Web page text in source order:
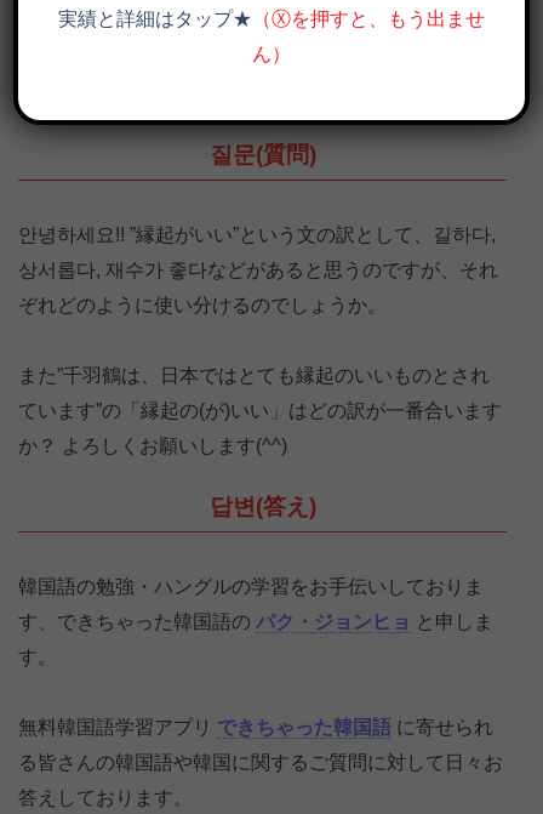
「縁起がいい、縁起物」は韓国語で？길하다, 상서롭다, 복을 불러오
질문(質問)
안녕하세요!! ”縁起がいい”という文の訳として、길하다,
상서롭다, 재수가 좋다などがあると思うのですが、それ
ぞれどのように使い分けるのでしょうか。
また”千羽鶴は、日本ではとても縁起のいいものとされ
ています”の「縁起の(が)いい」はどの訳が一番合います
か？ よろしくお願いします(^^)
답변(答え)
韓国語の勉強・ハングルの学習をお手伝いしておりま
す、できちゃった韓国語の パク・ジョンヒョ と申しま
す。
無料韓国語学習アプリ できちゃった韓国語 に寄せられ
る皆さんの韓国語や韓国に関するご質問に対して日々お
答えしております。
実績と詳細はタップ★ （Ⓧを押すと、もう出ませ
ん）